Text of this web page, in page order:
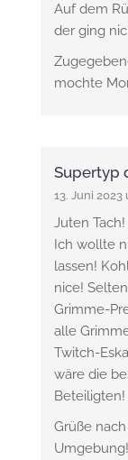
Auf dem
der ging
mochte
Supertyp
13. Juni 2023
Juten Tach!
Ich wollte
lassen!
nice!
Grimme-
alle
Twitch-
wäre die
Beteiligten!
Grüße
Umgebung!